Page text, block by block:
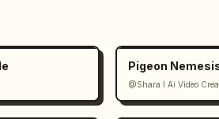
Pigeon
@Shara I Ai Video